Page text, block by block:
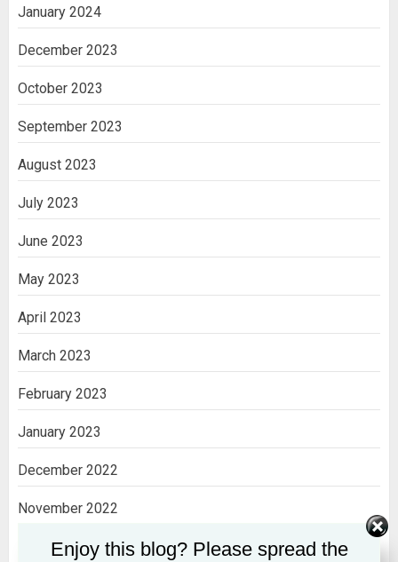
January 2024
December 2023
October 2023
September 2023
August 2023
July 2023
June 2023
May 2023
April 2023
March 2023
February 2023
January 2023
December 2022
November 2022
October 2022
Enjoy this blog? Please spread the